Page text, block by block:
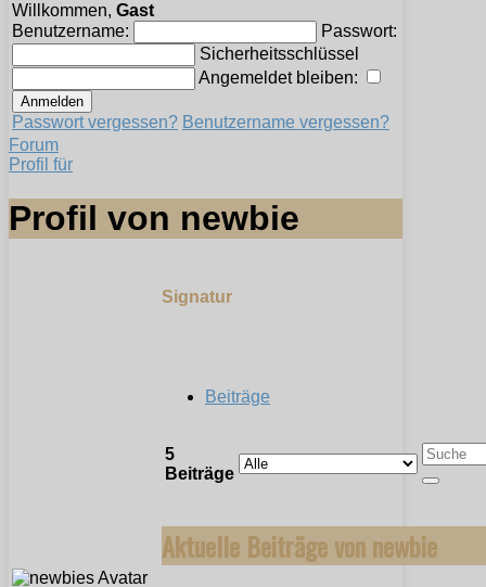
Willkommen, Gast
Benutzername:
Passwort:
Sicherheitsschlüssel
Angemeldet bleiben:
Passwort vergessen? Benutzername vergessen?
Forum
Profil für
Profil von newbie
Signatur
Beiträge
5
Beiträge
Aktuelle Beiträge von newbie